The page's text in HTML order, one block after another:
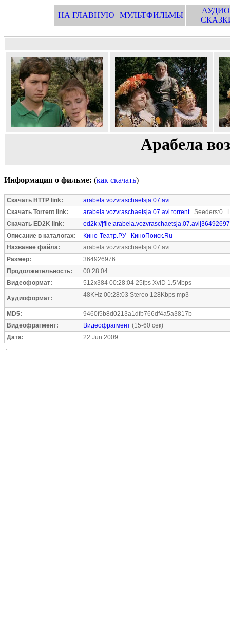
НА ГЛАВНУЮ МУЛЬТФИЛЬМЫ
Арабела
Информация о фильме: (как скачать)
Скачать HTTP link:
arabela.vozvraschaetsja.07.avi
Скачать Torrent link:
arabela.vozvraschaetsja.07.avi.torrentSeeders:0
Скачать ED2K link:
ed2k://
Описание в каталогах:
Кино-Театр.РУ
КиноПоиск.Ru
Название файла:
arabela.vozvraschaetsja.07.avi
Размер:
364926976
Продолжительность:
00:28:04
Видеоформат:
512x384 00:28:04 25fps XviD 1.5Mbps
Аудиоформат: 48KHz 00:28:03 Stereo 128Kbps mp3
MD5:
9460f5b8d0213a1dfb766df4a5a3817b
Видеофрагмент:
Видеофрагмент (15-60 сек)
Дата:
22 Jun 2009